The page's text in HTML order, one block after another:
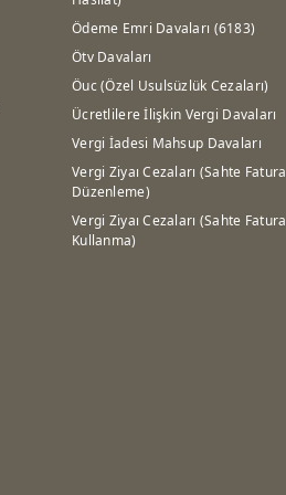
Ödeme Emri Davaları (6183)
Ötv Davaları
Öuc (Özel Usulsüzlük Cezaları)
Ücretlilere İlişkin Vergi Davaları
Vergi İadesi Mahsup Davaları
Vergi Ziyaı Cezaları (Sahte Fatura
Düzenleme)
Vergi Ziyaı Cezaları (Sahte Fatura
Kullanma)